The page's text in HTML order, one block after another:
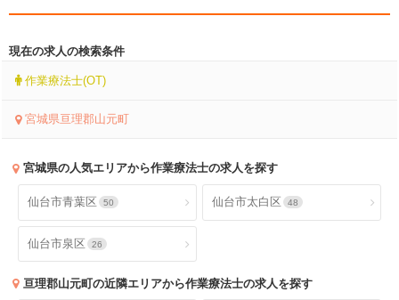
現在の求人の検索条件
作業療法士(OT)
宮城県亘理郡山元町
宮城県の人気エリアから作業療法士の求人を探す
仙台市青葉区 50 仙台市太白区 48
仙台市泉区 26
亘理郡山元町の近隣エリアから作業療法士の求人を探す